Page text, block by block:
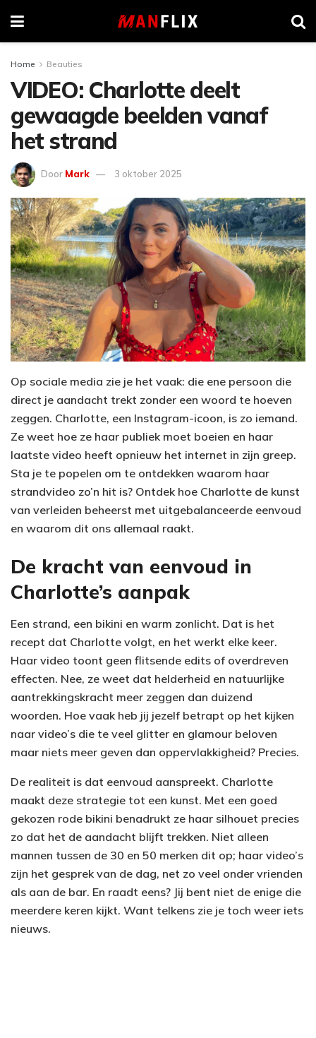
Home Beauties
VIDEO: Charlotte deelt
gewaagde beelden vanaf
het strand
Door Mark 3 oktober 2025
Op sociale media zie je het vaak: die ene persoon die
direct je aandacht trekt zonder een woord te hoeven
zeggen. Charlotte, een Instagram-icoon, is zo iemand.
Ze weet hoe ze haar publiek moet boeien en haar
laatste video heeft opnieuw het internet in zijn greep.
Sta je te popelen om te ontdekken waarom haar
strandvideo zo’n hit is? Ontdek hoe Charlotte de kunst
van verleiden beheerst met uitgebalanceerde eenvoud
en waarom dit ons allemaal raakt.
De kracht van eenvoud in
Charlotte’s aanpak
Een strand, een bikini en warm zonlicht. Dat is het
recept dat Charlotte volgt, en het werkt elke keer.
Haar video toont geen flitsende edits of overdreven
effecten. Nee, ze weet dat helderheid en natuurlijke
aantrekkingskracht meer zeggen dan duizend
woorden. Hoe vaak heb jij jezelf betrapt op het kijken
naar video’s die te veel glitter en glamour beloven
maar niets meer geven dan oppervlakkigheid? Precies.
De realiteit is dat eenvoud aanspreekt. Charlotte
maakt deze strategie tot een kunst. Met een goed
gekozen rode bikini benadrukt ze haar silhouet precies
zo dat het de aandacht blijft trekken. Niet alleen
mannen tussen de 30 en 50 merken dit op; haar video’s
zijn het gesprek van de dag, net zo veel onder vrienden
als aan de bar. En raadt eens? Jij bent niet de enige die
meerdere keren kijkt. Want telkens zie je toch weer iets
nieuws.